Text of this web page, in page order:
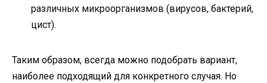
различных микроорганизмов (вирусов, бактерий,
цист).
Таким образом, всегда можно подобрать вариант,
наиболее подходящий для конкретного случая. Но